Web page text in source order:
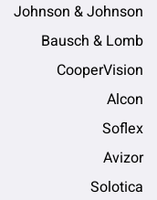
Johnson & Johnson
Bausch & Lomb
CooperVision
Alcon
Soflex
Avizor
Solotica